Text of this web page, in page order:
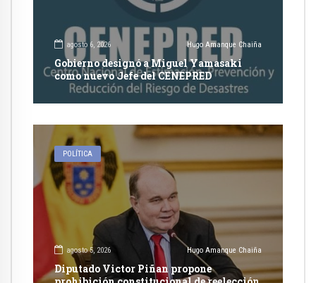
agosto 6, 2026 Hugo Amanque Chaiña
Gobierno designó a Miguel Yamasaki
como nuevo Jefe del CENEPRED
POLÍTICA
agosto 5, 2026 Hugo Amanque Chaiña
Diputado Victor Piñan propone